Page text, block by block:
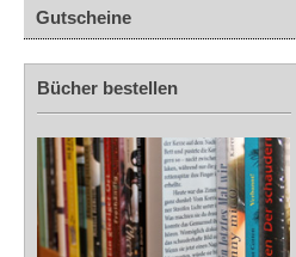
Gutscheine
Bücher bestellen